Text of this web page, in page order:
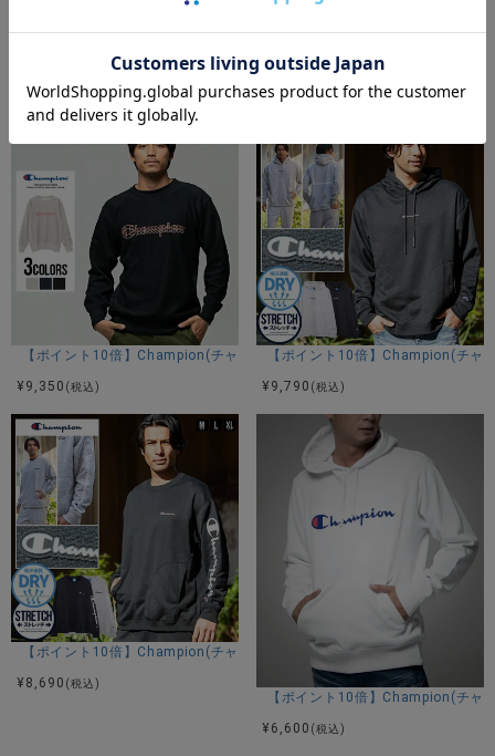
【ポイント10倍】Champion(チャンピオン)フルロゴクルーネックスウェ
4,950(税込)
【ポイント10倍】Champion(チャ
¥9,350(税込)
【ポイント10倍】Champion(チャンピオン)ロゴ刺繍入りトレーナー/全3
¥ 9,350 (税込)
【ポイント10倍】Champion(チャ
¥ 9,790 (税込)
【ポイント10倍】Champion(チャンピオン)テックウィーブクルーネック
¥ 8,690 (税込)
【ポイント10倍】Champion(チャ
¥ 6,600 (税込)